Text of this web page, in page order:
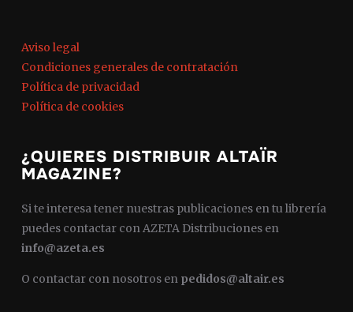
Aviso legal
Condiciones generales de contratación
Política de privacidad
Política de cookies
¿QUIERES DISTRIBUIR ALTAÏR
MAGAZINE?
Si te interesa tener nuestras publicaciones en tu librería
puedes contactar con AZETA Distribuciones en
info@azeta.es
O contactar con nosotros en pedidos@altair.es